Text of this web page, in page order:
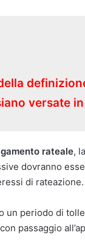
versate
rateale,
dovranno
di rateazione.
un periodo di
passaggio